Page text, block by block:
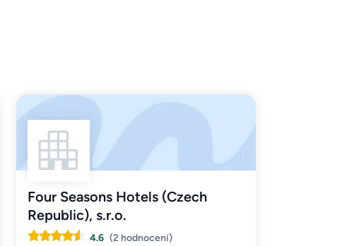
Four Seasons Hotels (Czech
Republic), s.r.o.
4.6 (2 hodnocení)